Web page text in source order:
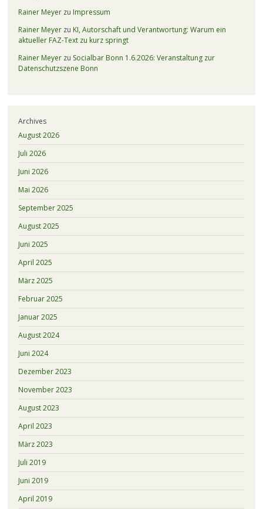
Rainer Meyerzu Impressum
Rainer Meyerzu KI, Autorschaft und Verantwortung: Warum ein
aktueller FAZ-Text zu kurz springt
Rainer Meyerzu Socialbar Bonn 1.6.2026: Veranstaltung zur
Datenschutzszene Bonn
Archives
August 2026
Juli 2026
Juni 2026
Mai 2026
September 2025
August 2025
Juni 2025
April 2025
März 2025
Februar 2025
Januar 2025
August 2024
Juni 2024
Dezember 2023
November 2023
August 2023
April 2023
März 2023
Juli 2019
Juni 2019
April 2019